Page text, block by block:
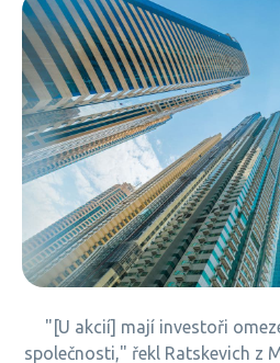
"[U akcií] mají investoři
společnosti," řekl Ratskevich z